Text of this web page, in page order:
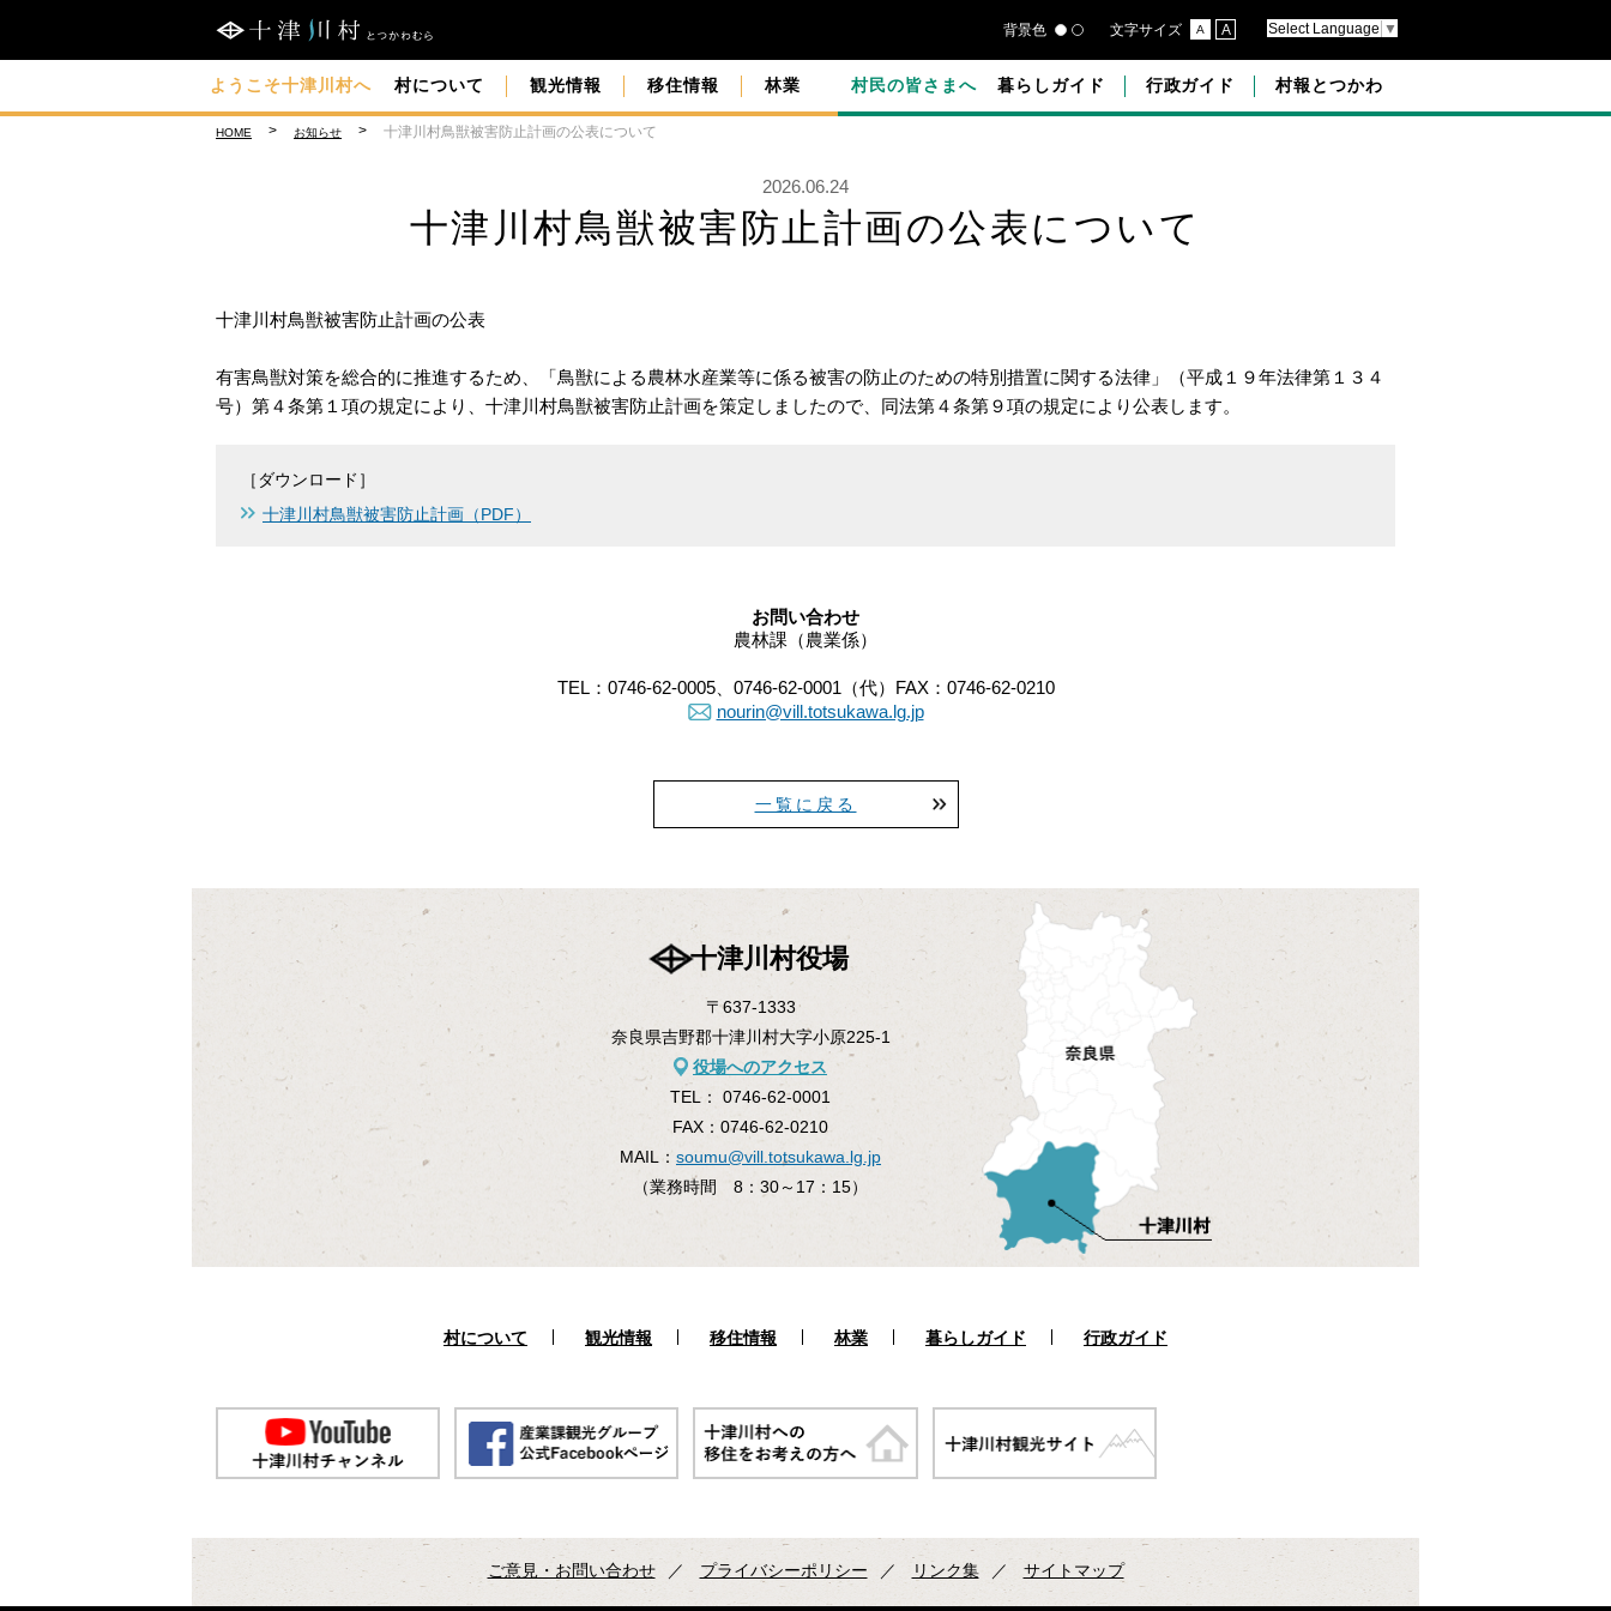
背景色 文字サイズ A A Select Language ▼
ようこそ十津川村へ 村について 観光情報 移住情報 林業 村民の皆さまへ 暮らしガイド 行政ガイド 村報とつかわ
HOME お知らせ 十津川村鳥獣被害防止計画の公表について
2026.06.24
十津川村鳥獣被害防止計画の公表について
十津川村鳥獣被害防止計画の公表
有害鳥獣対策を総合的に推進するため、「鳥獣による農林水産業等に係る被害の防止のための特別措置に関する法律」（平成１９年法律第１３４
号）第４条第１項の規定により、十津川村鳥獣被害防止計画を策定しましたので、同法第４条第９項の規定により公表します。
［ダウンロード］
十津川村鳥獣被害防止計画（PDF）
お問い合わせ
農林課（農業係）
TEL： 0746-62-0005、 0746-62-0001 （代） FAX： 0746-62-0210
nourin@vill.totsukawa.lg.jp
一覧に戻る
十津川村役場
〒637-1333
奈良県吉野郡十津川村大字小原225-1
役場へのアクセス
TEL： 0746-62-0001
FAX： 0746-62-0210
MAIL： soumu@vill.totsukawa.lg.jp
（業務時間 8：30～17：15）
村について 観光情報 移住情報 林業 暮らしガイド 行政ガイド
ご意見・お問い合わせ プライバシーポリシー リンク集 サイトマップ